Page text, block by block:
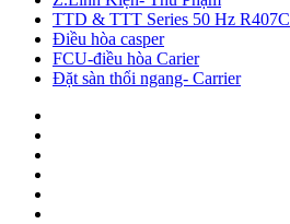
TTD & TTT Series 50 Hz R407C
Điều hòa casper
FCU-điều hòa Carier
Đặt sàn thổi ngang- Carrier